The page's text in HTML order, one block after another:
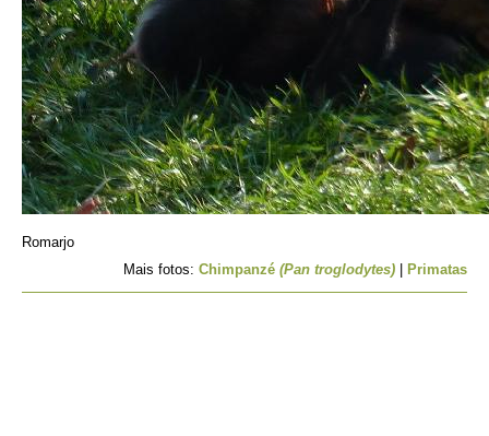
Romarjo
Mais fotos: Chimpanzé (Pan troglodytes) Primatas